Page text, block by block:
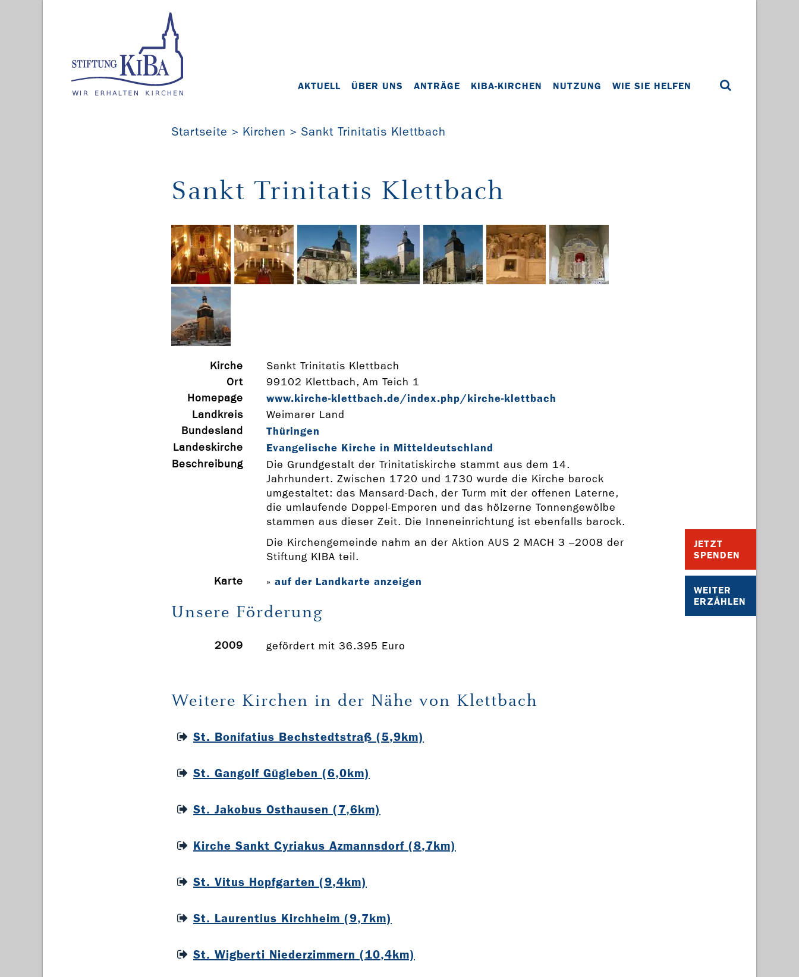
AKTUELL ÜBER UNS ANTRÄGE KIBA-KIRCHEN NUTZUNG WIE SIE HELFEN
JETZT
SPENDEN
WEITER
ERZÄHLEN
Startseite Kirchen Sankt Trinitatis Klettbach
Sankt Trinitatis Klettbach
Kirche
Sankt Trinitatis Klettbach
Ort
99102 Klettbach, Am Teich 1
Homepage
www.kirche-­klettbach.de/index.php/kirche-­klettbach
Landkreis
Weimarer Land
Bundesland
Thüringen
Landeskirche Evangelische Kirche in Mitteldeutschland
Beschreibung
Die Grundgestalt der Trinitatiskirche stammt aus dem 14.
Jahrhundert. Zwischen 1720 und 1730 wurde die Kirche barock
umgestaltet: das Mansard-Dach, der Turm mit der offenen Laterne,
die umlaufende Doppel-Emporen und das hölzerne Tonnengewölbe
stammen aus dieser Zeit. Die Inneneinrichtung ist ebenfalls barock.
Die Kirchengemeinde nahm an der Aktion AUS 2 MACH 3 –2008 der
Stiftung KIBA teil.
Karte
» auf der Landkarte anzeigen
Unsere Förderung
2009 gefördert mit 36.395 Euro
Weitere Kirchen in der Nähe von Klettbach
St. Bonifatius Bechstedtstraß (5,9km)
St. Gangolf Gügleben (6,0km)
St. Jakobus Osthausen (7,6km)
Kirche Sankt Cyriakus Azmannsdorf (8,7km)
St. Vitus Hopfgarten (9,4km)
St. Laurentius Kirchheim (9,7km)
St. Wigberti Niederzimmern (10,4km)